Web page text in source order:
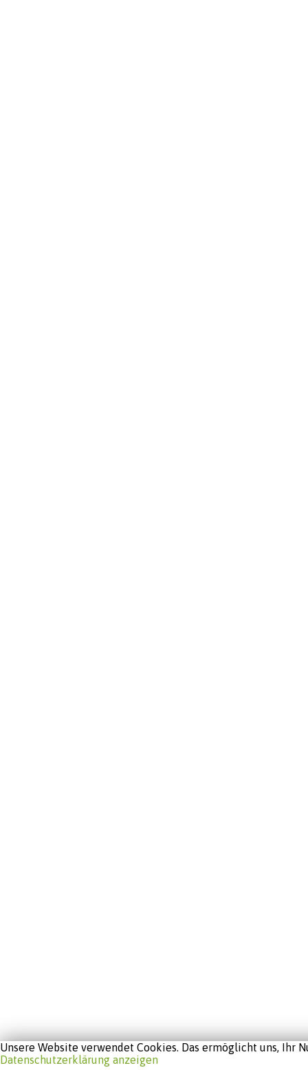
Unsere Website verwendet Cookies. Das ermöglicht uns,
Datenschutzerklärung anzeigen